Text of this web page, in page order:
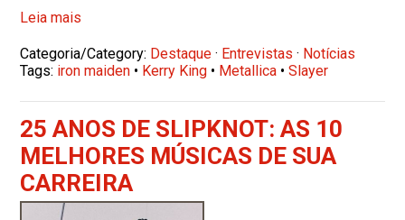
Leia mais
Categoria/Category: Destaque · Entrevistas · Notícias
Tags: iron maiden • Kerry King • Metallica •Slayer
25 ANOS DE SLIPKNOT: AS 10
MELHORES MÚSICAS DE SUA
CARREIRA